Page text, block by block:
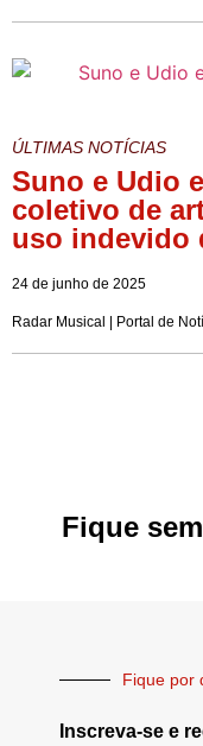
ÚLTIMAS NOTÍCIAS
Suno e Udio
coletivo de
uso indevido
24 de junho de 2025
Radar Musical | Portal de
Fique
Fique por
Inscreva-se e